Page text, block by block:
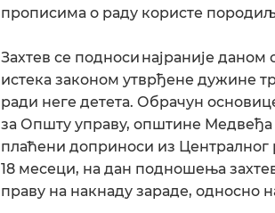
прописима о раду користе
Захтев се подноси најраније
истека законом утврђене дужине
ради неге детета. Обрачун
за Општу управу, општине Медвеђа
плаћени доприноси из Централног
18 месеци, на дан подношења
праву на накнаду зараде, односно